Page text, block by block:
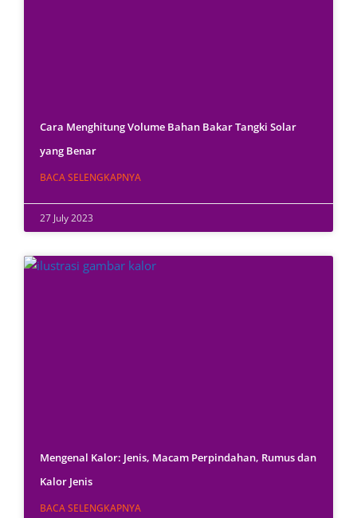
Cara Menghitung Volume Bahan Bakar Tangki Solar
yang Benar
BACA SELENGKAPNYA
27 July 2023
Mengenal Kalor: Jenis, Macam Perpindahan, Rumus dan
Kalor Jenis
BACA SELENGKAPNYA